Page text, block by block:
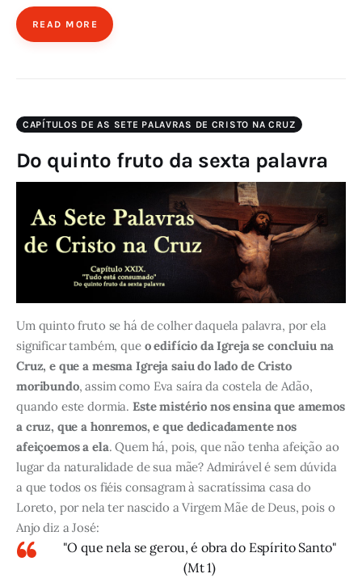
READ MORE
CAPÍTULOS DE AS SETE PALAVRAS DE CRISTO NA CRUZ
Do quinto fruto da sexta palavra
Um quinto fruto se há de colher daquela palavra, por ela
significar também, que o edifício da Igreja se concluiu na
Cruz, e que a mesma Igreja saiu do lado de Cristo
moribundo, assim como Eva saíra da costela de Adão,
quando este dormia. Este mistério nos ensina que amemos
a cruz, que a honremos, e que dedicadamente nos
afeiçoemos a ela. Quem há, pois, que não tenha afeição ao
lugar da naturalidade de sua mãe? Admirável é sem dúvida
a que todos os fiéis consagram à sacratíssima casa do
Loreto, por nela ter nascido a Virgem Mãe de Deus, pois o
Anjo diz a José:
"O que nela se gerou, é obra do Espírito Santo"
(Mt 1)